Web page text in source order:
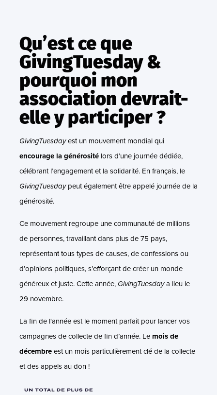
Qu’est ce que
GivingTuesday &
pourquoi mon
association devrait-
elle y participer ?
GivingTuesdayest un mouvement mondial qui
encourage la générosité lors d’une journée dédiée,
célébrant l’engagement et la solidarité. En français, le
GivingTuesdaypeut également être appelé journée de la
générosité.
Ce mouvement regroupe une communauté de millions
de personnes, travaillant dans plus de 75 pays,
représentant tous types de causes, de confessions ou
d’opinions politiques, s’efforçant de créer un monde
généreux et juste. Cette année, GivingTuesdaya lieu le
29 novembre.
La fin de l'année est le moment parfait pour lancer vos
campagnes de collecte de fin d’année. Le mois de
décembreest un mois particulièrement clé de la collecte
et des appels au don !